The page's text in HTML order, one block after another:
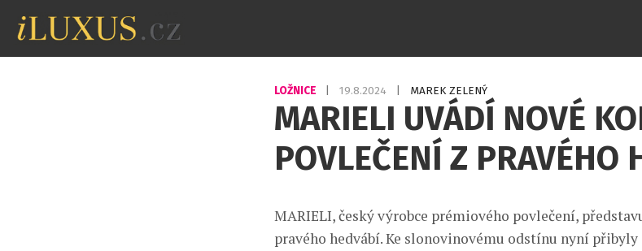
LOŽNICE 19.8.2024 MAREK ZELENÝ
MARIELI UVÁDÍ NOVÉ
POVLEČENÍ Z PRAVÉHO
MARIELI, český výrobce prémiového povlečení,
pravého hedvábí. Ke slonovinovému odstínu nyní přibyly